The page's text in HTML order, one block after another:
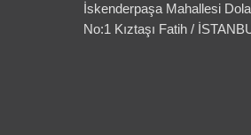
İskenderpaşa Mahallesi
No:1 Kıztaşı Fatih /